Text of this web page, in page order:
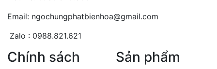
Email: ngochungphatbienhoa@gmail.com
Zalo : 0988.821.621
Chính sách Sản phẩm